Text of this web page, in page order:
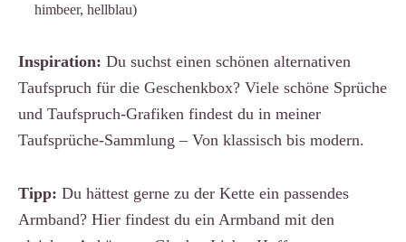
himbeer, hellblau)
Inspiration: Du suchst einen schönen alternativen
Taufspruch für die Geschenkbox? Viele schöne Sprüche
und Taufspruch-Grafiken findest du in meiner
Taufsprüche-Sammlung – Von klassisch bis modern.
Tipp: Du hättest gerne zu der Kette ein passendes
Armband? Hier findest du ein Armband mit den